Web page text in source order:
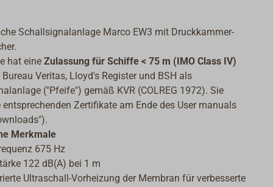
Schallsignalanlage Marco EW3 mit Druckkammer-
hat eine Zulassung für Schiffe < 75 m (IMO Class IV)
Bureau Veritas, Lloyd's Register und BSH als
("Pfeife") gemäß KVR (COLREG 1972). Sie
Zertifikate am Ende des User manuals
Merkmale
675 Hz
122 dB(A) bei 1 m
Ultraschall-Vorheizung der Membran für verbesserte